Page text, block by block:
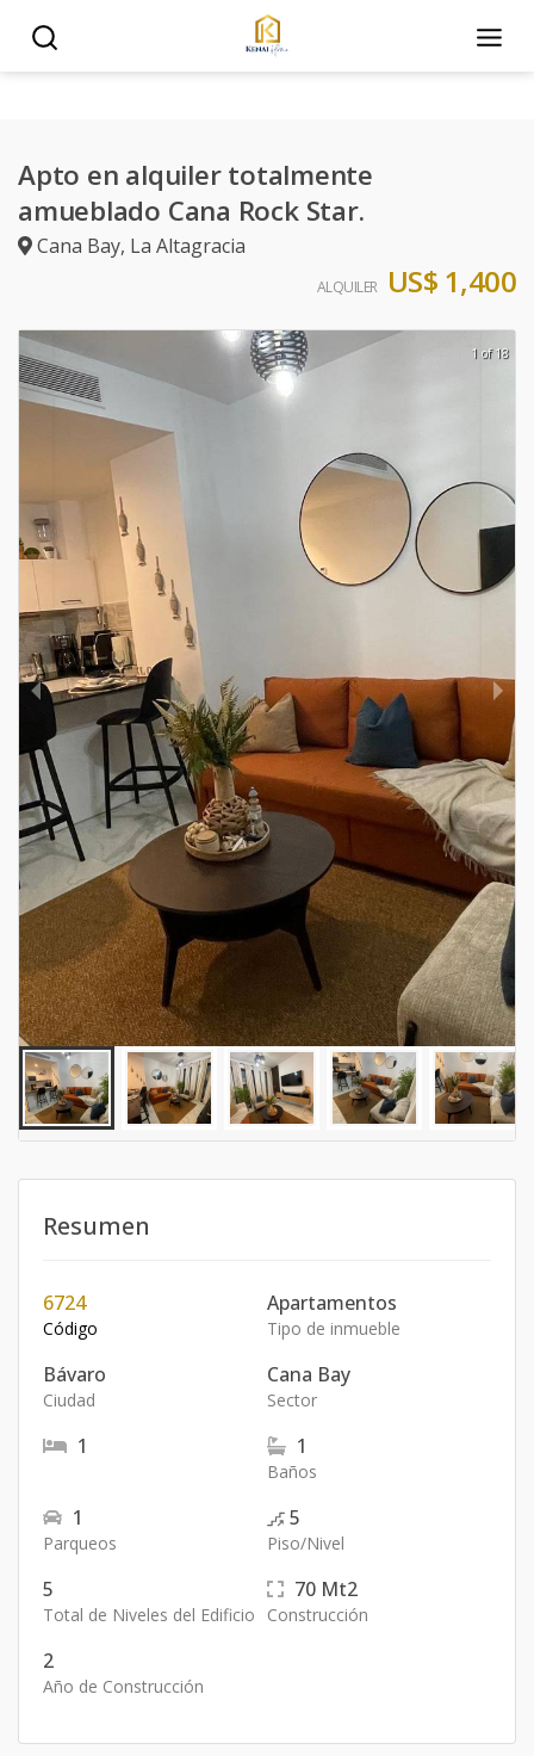
Apto en alquiler totalmente
amueblado Cana Rock Star.
Cana Bay, La Altagracia
ALQUILER US$ 1,400
1 of 18
Resumen
6724
Código
Apartamentos
Tipo de inmueble
Bávaro
Ciudad
Cana Bay
Sector
1 1
Baños
1
Parqueos
5
Piso/Nivel
5
Total de Niveles del Edificio
70 Mt2
Construcción
2
Año de Construcción